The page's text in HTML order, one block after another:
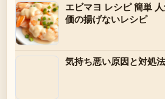
エビマヨ レシピ 簡単
価の揚げないレシピ
気持ち悪い原因と対処